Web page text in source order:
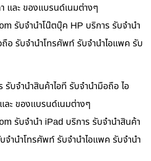
และ ของแบรนด์เนมต่างๆ
รับจำนำโน๊ตบุ๊ค HP บริการ รับจำนำ
อ รับจำนำโทรศัพท์ รับจำนำไอแพค รับ
รับจำนำสินค้าไอที รับจำนำมือถือ ไอ
ละ ของแบรนด์เนมต่างๆ
รับจำนำ iPad บริการ รับจำนำสินค้า
จำนำโทรศัพท์ รับจำนำไอแพค รับจำนำ